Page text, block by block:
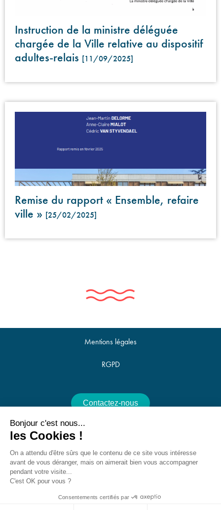
Nous utilisons des cookies pour optimiser notre site web et notre service.
Instruction de la ministre déléguée
chargée de la Ville relative au dispositif
adultes-relais [11/09/2025]
Remise du rapport « Ensemble, refaire
ville » [25/02/2025]
Mentions légales
RGPD
Contactez-nous
25 Avenue de la Croix du Capitaine, 34070 Montpellier -
Bonjour c'est nous...
les Cookies !
On a attendu d'être sûrs que le contenu de ce site vous intéresse
avant de vous déranger, mais on aimerait bien vous accompagner
pendant votre visite...
C'est OK pour vous ?
Consentements certifiés par